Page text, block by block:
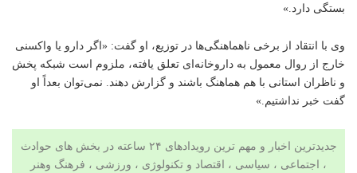
بستگی دارد.»
وی با انتقاد از برخی ناهماهنگی‌ها در توزیع، او گفت: «اگر دارو یا واکسنی
خارج از روال معمول به داروخانه‌ای تعلق یافته، ملزوم است شبکه پخش
و ناظران استانی با هم هماهنگ باشند و گزارش دهند. نمی‌توان بعداً او
گفت خبر نداشتیم.»
جدیدترین اخبار و مهم ترین رویدادهای ۲۴ ساعته در بخش های حوادث
، اجتماعی ، سیاسی ، اقتصاد و تکنولوژی ، ورزشی ، فرهنگ وهنر